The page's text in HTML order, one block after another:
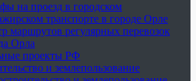
на проезд в городском
транспорте в городе Орле
маршрутов регулярных перевозок
Орла
проекты РФ
и землепользование